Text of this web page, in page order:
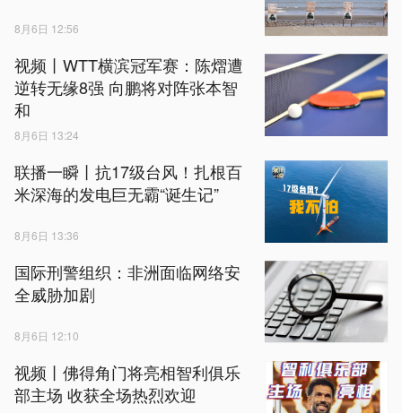
8月6日 12:56
视频丨WTT横滨冠军赛：陈熠遭
逆转无缘8强 向鹏将对阵张本智
和
8月6日 13:24
联播一瞬丨抗17级台风！扎根百
米深海的发电巨无霸“诞生记”
8月6日 13:36
国际刑警组织：非洲面临网络安
全威胁加剧
8月6日 12:10
视频丨佛得角门将亮相智利俱乐
部主场 收获全场热烈欢迎